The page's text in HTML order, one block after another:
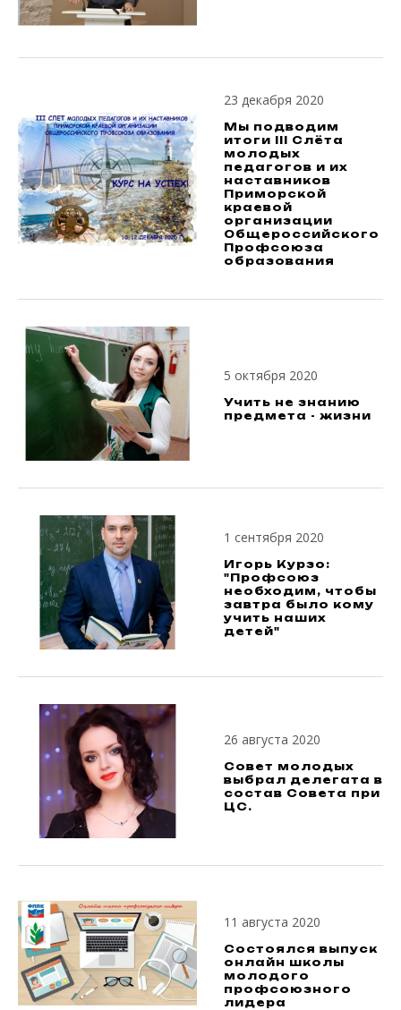
23 декабря 2020
Мы подводим
итоги III Слёта
молодых
педагогов и их
наставников
Приморской
краевой
организации
Общероссийского
Профсоюза
образования
5 октября 2020
Учить не знанию
предмета - жизни
1 сентября 2020
Игорь Курзо:
"Профсоюз
необходим, чтобы
завтра было кому
учить наших
детей"
26 августа 2020
Совет молодых
выбрал делегата в
состав Совета при
ЦС.
11 августа 2020
Состоялся выпуск
онлайн школы
молодого
профсоюзного
лидера